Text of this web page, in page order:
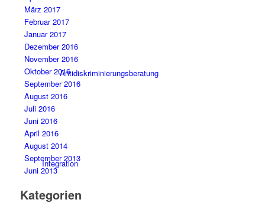
Antidiskriminierungsberatung
Integration
März 2017
Februar 2017
Januar 2017
Dezember 2016
November 2016
Oktober 2016
September 2016
August 2016
Juli 2016
Juni 2016
April 2016
August 2014
September 2013
Juni 2013
Kategorien